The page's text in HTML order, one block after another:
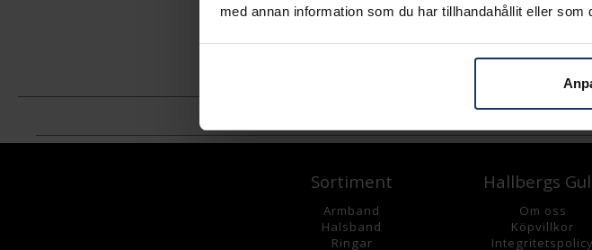
med annan information som du har tillhandahållit eller
Andra
Sortiment
Armband
Halsband
Ringar
Hallbergs
Om oss
Köpvillkor
Integritetspolicy